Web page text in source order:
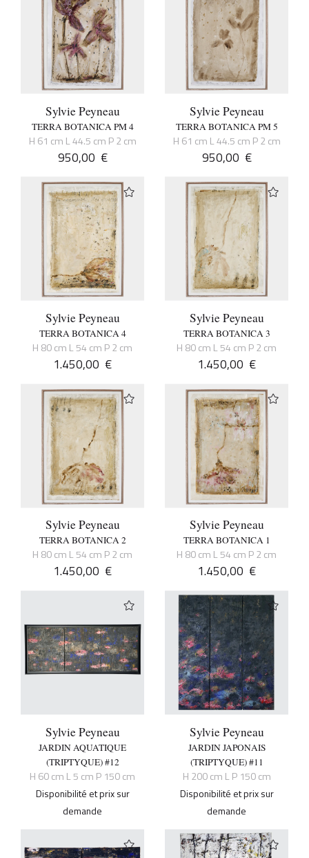
Sylvie Peyneau
TERRA BOTANICA PM 4
H 61 cm L 44.5 cm P 2 cm
950,00 €
Sylvie Peyneau
TERRA BOTANICA PM 5
H 61 cm L 44.5 cm P 2 cm
950,00 €
Sylvie Peyneau
TERRA BOTANICA 4
H 80 cm L 54 cm P 2 cm
1.450,00 €
Sylvie Peyneau
TERRA BOTANICA 3
H 80 cm L 54 cm P 2 cm
1.450,00 €
Sylvie Peyneau
TERRA BOTANICA 2
H 80 cm L 54 cm P 2 cm
1.450,00 €
Sylvie Peyneau
TERRA BOTANICA 1
H 80 cm L 54 cm P 2 cm
1.450,00 €
Sylvie Peyneau
JARDIN AQUATIQUE
(TRIPTYQUE) #12
H 60 cm L 5 cm P 150 cm
Disponibilité et prix sur
demande
Sylvie Peyneau
JARDIN JAPONAIS
(TRIPTYQUE) #11
H 200 cm L P 150 cm
Disponibilité et prix sur
demande